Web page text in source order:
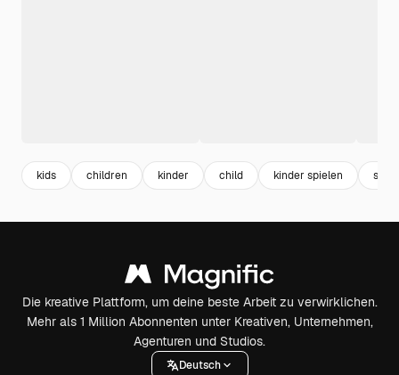
kids children kinder child kinder spielen
Die kreative Plattform, um deine beste Arbeit zu verwirklichen.
Mehr als 1 Million Abonnenten unter Kreativen, Unternehmen,
Agenturen und Studios.
Deutsch